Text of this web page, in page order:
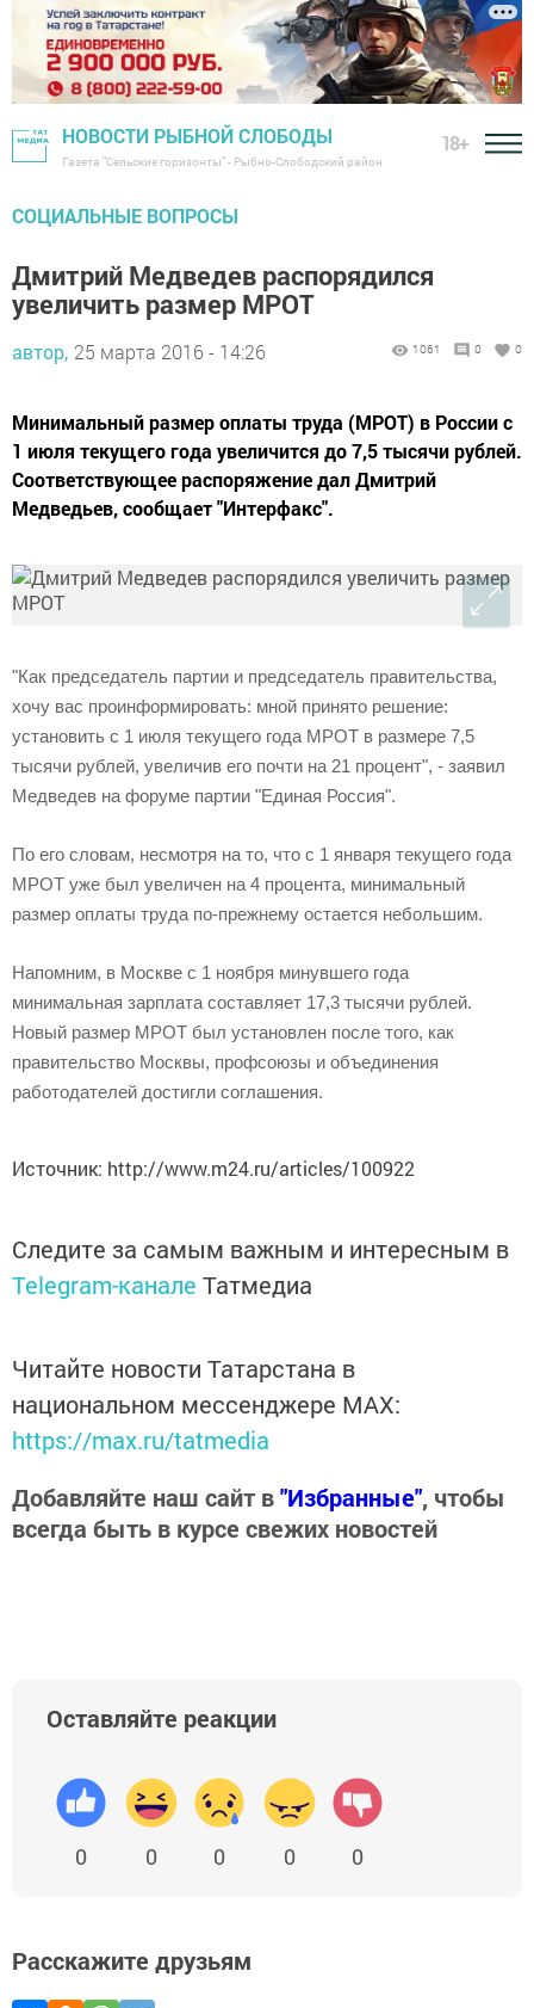
НОВОСТИ РЫБНОЙ СЛОБОДЫ
Газета "Сельские горизонты" - Рыбно-Слободский район
18+
СОЦИАЛЬНЫЕ ВОПРОСЫ
Дмитрий Медведев распорядился
увеличить размер МРОТ
автор, 25 марта 2016 - 14:26 1061 0 0
Минимальный размер оплаты труда (МРОТ) в России с
1 июля текущего года увеличится до 7,5 тысячи рублей.
Соответствующее распоряжение дал Дмитрий
Медведьев, сообщает "Интерфакс".
"Как председатель партии и председатель правительства,
хочу вас проинформировать: мной принято решение:
установить с 1 июля текущего года МРОТ в размере 7,5
тысячи рублей, увеличив его почти на 21 процент", - заявил
Медведев на форуме партии "Единая Россия".
По его словам, несмотря на то, что с 1 января текущего года
МРОТ уже был увеличен на 4 процента, минимальный
размер оплаты труда по-прежнему остается небольшим.
Напомним, в Москве с 1 ноября минувшего года
минимальная зарплата составляет 17,3 тысячи рублей.
Новый размер МРОТ был установлен после того, как
правительство Москвы, профсоюзы и объединения
работодателей достигли соглашения.
utm_source=CopyBuf
Источник: http://www.m24.ru/articles/100922
Следите за самым важным и интересным в
Telegram-канале Татмедиа
Читайте новости Татарстана в
национальном мессенджере MАХ:
https://max.ru/tatmedia
Добавляйте наш сайт в"Избранные", чтобы
всегда быть в курсе свежих новостей
Оставляйте реакции
0 0 0 0 0
Расскажите друзьям